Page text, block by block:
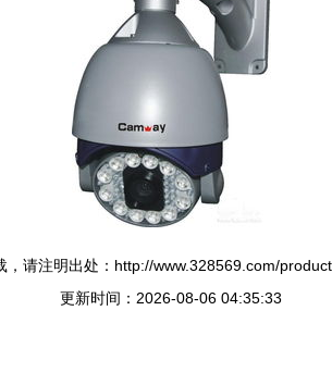
，请注明出处：http://www.328569.com/
更新时间：2026-08-06 04:35:33